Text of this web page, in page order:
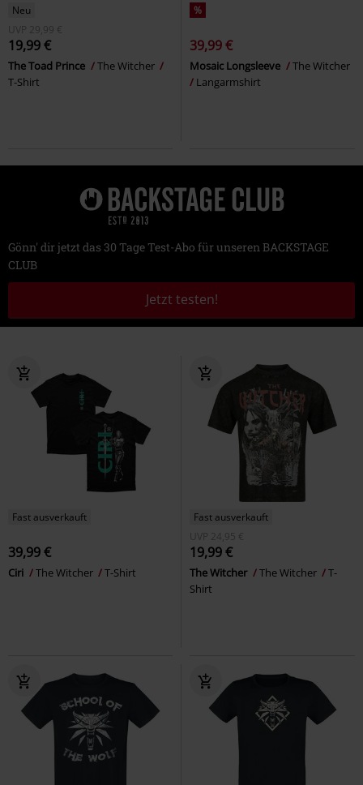
Neu
UVP
29,99 €
19,99 €
The Toad Prince
The Witcher
T-Shirt
%
39,99 €
Mosaic Longsleeve
The Witcher
Langarmshirt
Gönn' dir jetzt das 30 Tage Test-Abo für unseren BACKSTAGE
CLUB
Jetzt testen!
Fast ausverkauft
39,99 €
Ciri The Witcher T-Shirt
Fast ausverkauft
UVP
24,95 €
19,99 €
The Witcher The Witcher
T-
Shirt